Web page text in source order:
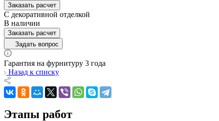
Заказать расчет
С декоративной отделкой
В наличии
Заказать расчет
Задать вопрос
Гарантия на фурнитуру 3 года
Назад к списку
Этапы работ